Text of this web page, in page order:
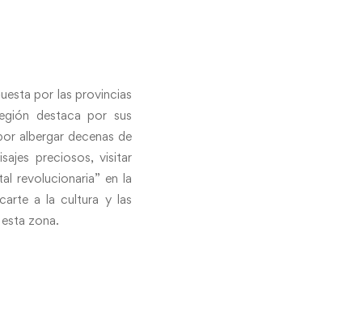
por las provincias
destaca por sus
albergar decenas de
preciosos, visitar
revolucionaria” en la
a la cultura y las
zona.